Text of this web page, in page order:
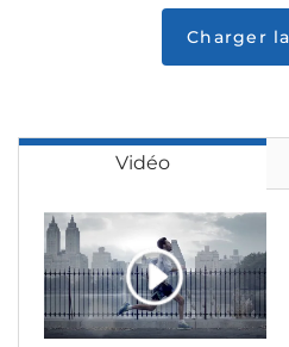
Vidéo